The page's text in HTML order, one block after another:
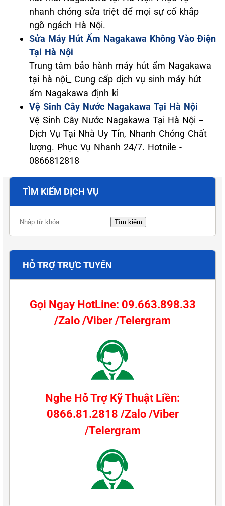
nhanh chóng sửa triệt để mọi sự cố khắp
ngõ ngách Hà Nội.
Sửa Máy Hút Ẩm Nagakawa Không Vào Điện
Tại Hà Nội
Trung tâm bảo hành máy hút ẩm Nagakawa
tại hà nội_ Cung cấp dịch vụ sinh máy hút
ẩm Nagakawa định kì
Vệ Sinh Cây Nước Nagakawa Tại Hà Nội
Vệ Sinh Cây Nước Nagakawa Tại Hà Nội –
Dịch Vụ Tại Nhà Uy Tín, Nhanh Chóng Chất
lượng. Phục Vụ Nhanh 24/7. Hotnile -
0866812818
TÌM KIẾM DỊCH VỤ
HỖ TRỢ TRỰC TUYẾN
Gọi Ngay HotLine: 09.663.898.33
/Zalo /Viber /Telergram
Nghe Hỗ Trợ Kỹ Thuật Liền:
0866.81.2818 /Zalo /Viber
/Telergram